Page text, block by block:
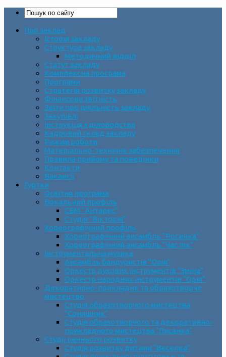
Про заклад
Історія закладу
Структура закладу
Методичний відділ
Статут закладу
Комплексна програма
Програми
Стратегія розвитку закладу
Фінансова звітність
Звіти про діяльність закладу
Закупівлі
Інструкція з діловодства
Кадровий склад закладу
Режим роботи
Матеріально-технічне забезпечення
Правила прийому та поведінки
Контакти
Вакансії
Гуртки
Освітня програма
Вокальний профіль
СВМ “Антарес”
Студія “Вікторія”
Хореографічний профіль
Хореографічний ансамбль “Росинка”
Хореографічний ансамбль “Час пік”
Інструментальна музика
Ансамбль бандуристів “Орія”
Оркестр духових інструментів “Зміна”
Оркестр народних інструментів “Орія”
Декоративно-прикладне та образотворче
мистецтво
Cтудія образотворчого мистецтва
“Соняшник”
Студія образотворчого та декоративно-
прикладного мистецтва “Писанка”
Студії раннього розвитку
Студія розвитку дитини “Веселка”